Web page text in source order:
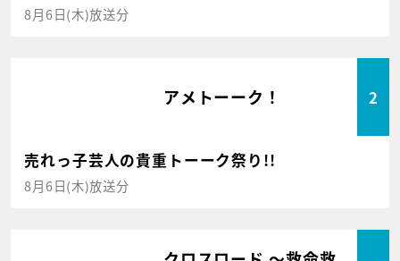
8月6日(木)放送分
アメトーーク！ 2
売れっ子芸人の貴重トーーク祭り!!
8月6日(木)放送分